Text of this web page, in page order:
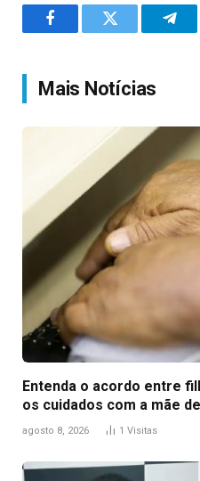
FacebookTwitter
Mais Notícias
Entenda o acordo entre
os cuidados com a mãe
agosto 8, 2026 1 Visitas